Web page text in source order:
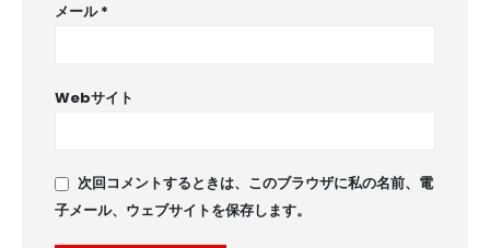
メール*
Webサイト
次回コメントするときは、このブラウザに私の名前、電
子メール、ウェブサイトを保存します。